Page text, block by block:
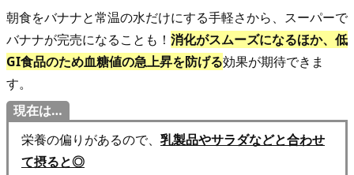
ト
そ
の
2
▶︎
湯
通
し
朝食をバナナと常温の水だけにする手軽さから、スーパーで
バナナが完売になることも！ 消化がスムーズになるほか、低
GI食品のため血糖値の急上昇を防げる効果が期待できま
す。
現在は…
栄養の偏りがあるので、 乳製品やサラダなどと合わせ
て摂ると◎